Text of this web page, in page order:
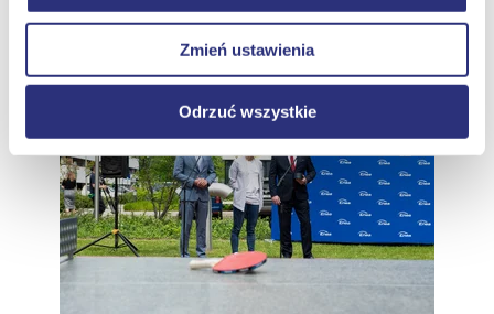
prawidłowego wyświetlania i działania naszych stron
Zmień ustawienia
Odrzuć wszystkie